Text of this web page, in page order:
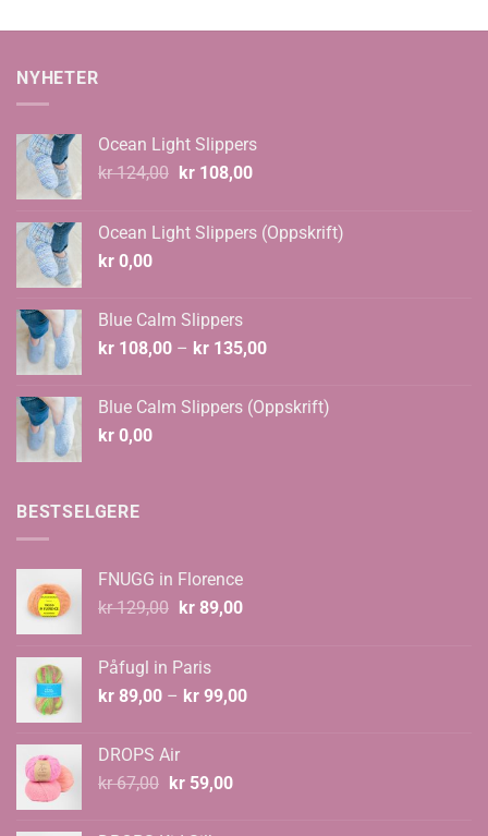
NYHETER
Ocean Light Slippers
kr124,00 Opprinnelig
kr 124,00.
kr108,00Nåværende
kr 108,00.
Ocean Light Slippers (Oppskrift)
kr 0,00
Blue Calm Slippers
kr 108,00 – kr 135,00Prisområde:
kr 135,00
Blue Calm Slippers (Oppskrift)
kr 0,00
BESTSELGERE
FNUGG in Florence
kr129,00 Opprinnelig
kr 129,00.
kr89,00Nåværende
Påfugl in Paris
kr 89,00 – kr 99,00Prisområde:
DROPS Air
kr67,00 Opprinnelig
kr59,00Nåværende